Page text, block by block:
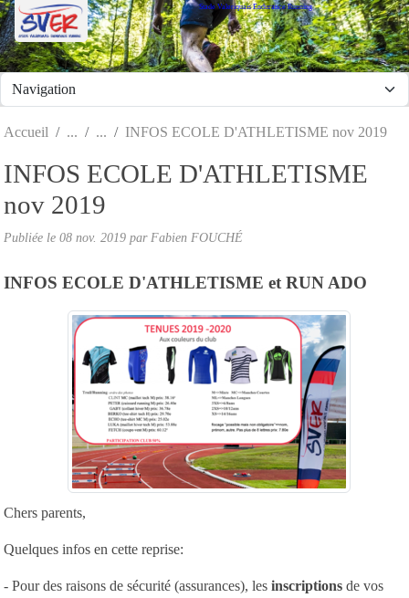
Stade Valeriquais Endurance Running
Accueil INFOS ECOLE D'ATHLETISME nov 2019
INFOS ECOLE D'ATHLETISME
nov 2019
Publiée le 08 nov. 2019 par Fabien FOUCHÉ
INFOS ECOLE D'ATHLETISME et RUN ADO
Chers parents,
Quelques infos en cette reprise:
- Pour des raisons de sécurité (assurances), les inscriptions de vos
Panneau de gestion des cookies